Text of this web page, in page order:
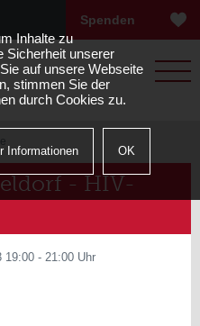
Inhalte zu
Sicherheit unserer
auf unsere Webseite
stimmen Sie der
durch Cookies zu.
OK
Informationen
Spenden
- HIV-
19:00 - 21:00 Uhr